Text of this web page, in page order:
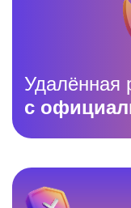
Удалённая
с